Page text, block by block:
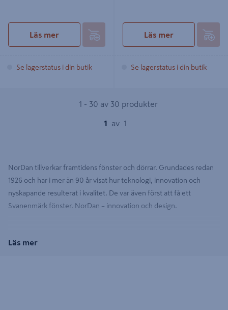
Läs mer
Se lagerstatus i din butik
Läs mer
Se lagerstatus i din butik
1 - 30 av 30 produkter
1 av 1
NorDan tillverkar framtidens fönster och dörrar. Grundades redan
1926 och har i mer än 90 år visat hur teknologi, innovation och
nyskapande resulterat i kvalitet. De var även först att få ett
Svanenmärk fönster. NorDan – innovation och design.
Läs mer